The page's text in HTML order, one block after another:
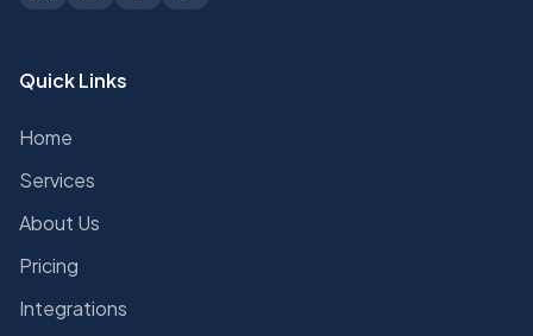
Quick Links
Home
Services
About Us
Pricing
Integrations